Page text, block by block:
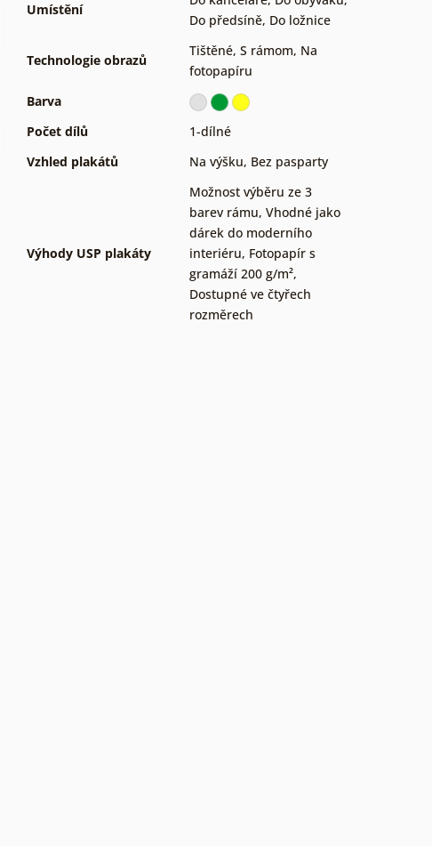
Umístění
Do předsíně, Do ložnice
Technologie obrazů
Tištěné, S rámom, Na
fotopapíru
Barva
Počet dílů
1-dílné
Vzhled plakátů
Na výšku, Bez pasparty
Výhody USP plakáty
Možnost výběru ze 3
barev rámu, Vhodné jako
dárek do moderního
interiéru, Fotopapír s
gramáží 200 g/m²,
Dostupné ve čtyřech
rozměrech